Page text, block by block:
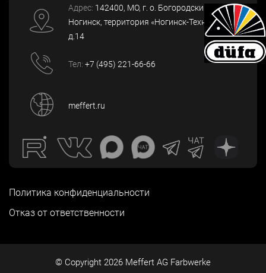
Адрес: 142400, МО, г. о. Богородский, г.
Ногинск, территория «Ногинск-Технопарк»,
д.14
Тел: +7 (495) 221-66-66
meffert.ru
Политика конфиденциальности
Отказ от ответственности
© Copyright 2026 Meffert AG Farbwerke